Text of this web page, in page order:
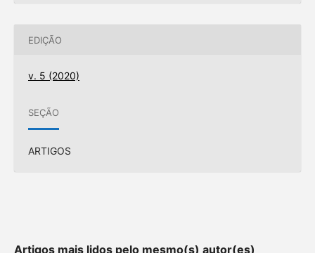
EDIÇÃO
v. 5 (2020)
SEÇÃO
ARTIGOS
Artigos mais lidos pelo mesmo(s) autor(es)